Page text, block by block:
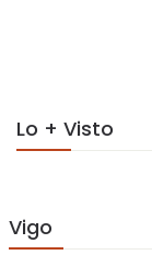
Lo + Visto
Vigo